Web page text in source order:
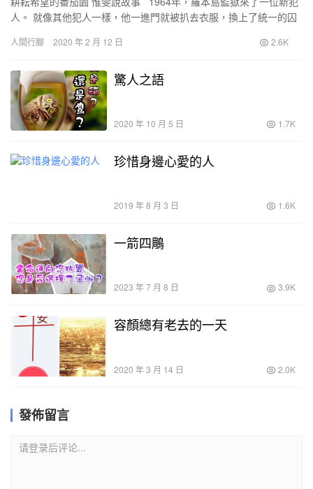
人。 就像其他犯人一樣，他一進門就被扒去衣服，換上了統一的囚
人間行腳 2020 年 2 月 12 日 2.6K
驚人之語
2020 年 10 月 5 日 1.7K
珍惜身邊心愛的人
2019 年 8 月 3 日 1.6K
一箭四鵰
2023 年 7 月 8 日 3.9K
容顏總有老去的一天
2020 年 3 月 14 日 2.0K
發佈留言
请登录后评论...